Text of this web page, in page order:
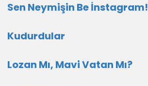
Sen Neymişin Be İnstagram!
Kudurdular
Lozan Mı, Mavi Vatan Mı?